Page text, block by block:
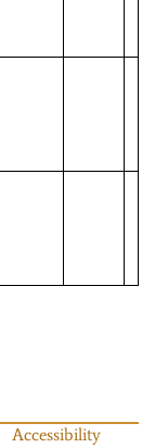
Accessibility